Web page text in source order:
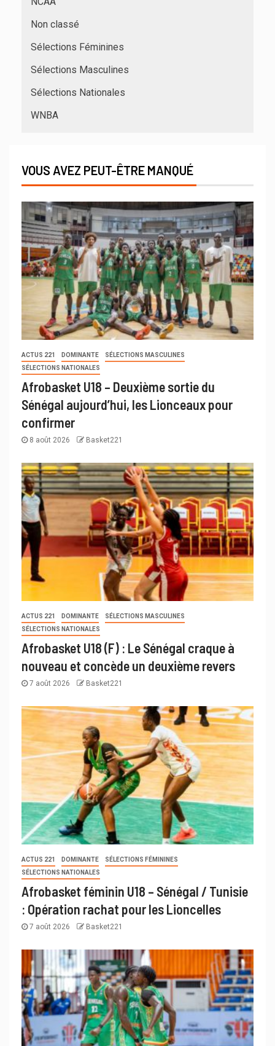
Non classé
Sélections Féminines
Sélections Masculines
Sélections Nationales
WNBA
VOUS AVEZ PEUT-ÊTRE MANQUÉ
ACTUS 221 DOMINANTE
SÉLECTIONS MASCULINES
SÉLECTIONS NATIONALES
Afrobasket U18 – Deuxième sortie du
Sénégal aujourd’hui, les Lionceaux pour
confirmer
8 août 2026 Basket221
ACTUS 221 DOMINANTE
SÉLECTIONS MASCULINES
SÉLECTIONS NATIONALES
Afrobasket U18 (F) : Le Sénégal craque à
nouveau et concède un deuxième revers
7 août 2026 Basket221
ACTUS 221 DOMINANTE
SÉLECTIONS FÉMININES
SÉLECTIONS NATIONALES
Afrobasket féminin U18 – Sénégal / Tunisie
: Opération rachat pour les Lioncelles
7 août 2026 Basket221